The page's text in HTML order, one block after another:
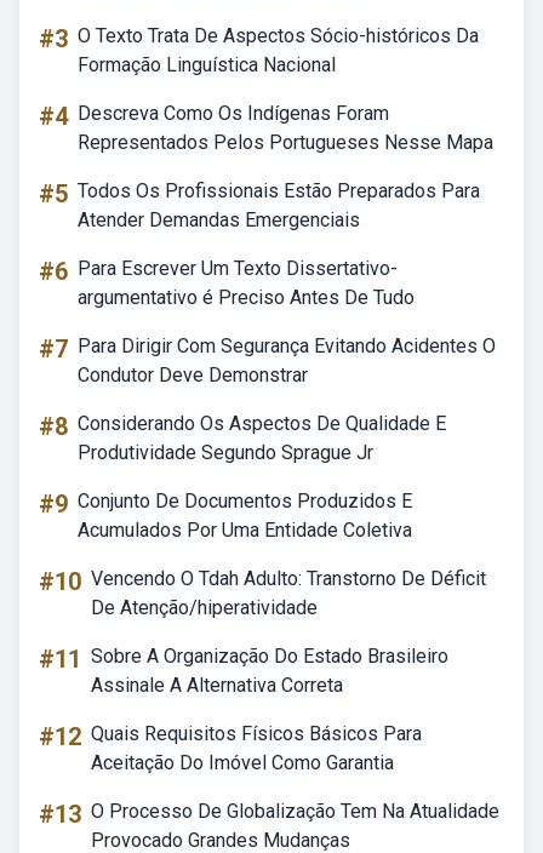
#3 O Texto Trata De Aspectos Sócio-históricos Da
Formação Linguística Nacional
#4 Descreva Como Os Indígenas Foram
Representados Pelos Portugueses Nesse Mapa
#5 Todos Os Profissionais Estão Preparados Para
Atender Demandas Emergenciais
#6 Para Escrever Um Texto Dissertativo-
argumentativo é Preciso Antes De Tudo
#7 Para Dirigir Com Segurança Evitando Acidentes O
Condutor Deve Demonstrar
#8 Considerando Os Aspectos De Qualidade E
Produtividade Segundo Sprague Jr
#9 Conjunto De Documentos Produzidos E
Acumulados Por Uma Entidade Coletiva
#10 Vencendo O Tdah Adulto: Transtorno De Déficit
De Atenção/hiperatividade
#11 Sobre A Organização Do Estado Brasileiro
Assinale A Alternativa Correta
#12 Quais Requisitos Físicos Básicos Para
Aceitação Do Imóvel Como Garantia
#13 O Processo De Globalização Tem Na Atualidade
Provocado Grandes Mudanças